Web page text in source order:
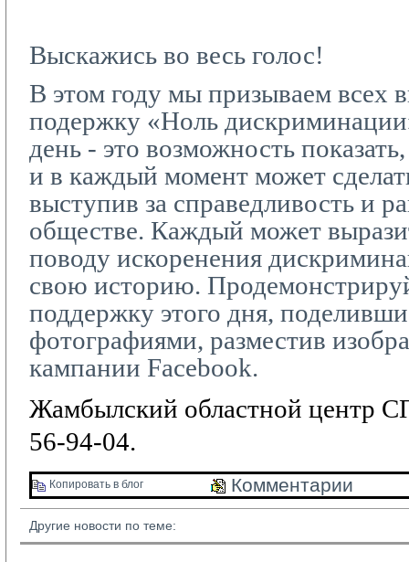
Выскажись во весь голос!
В этом году мы призываем всех
подержку «Ноль
день - это возможность
и в каждый момент может
выступив за справедливость и
обществе. Каждый может
поводу искоренения
свою историю.
поддержку этого дня,
фотографиями, разместив
кампании Facebook.
Жамбылский областной центр
56-94-04.
Копировать в блог Комментарии
Другие новости по теме: